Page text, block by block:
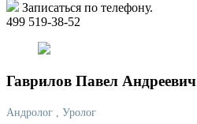
Записаться по телефону.
499 519-38-52
Гаврилов Павел Андреевич
Андролог , Уролог